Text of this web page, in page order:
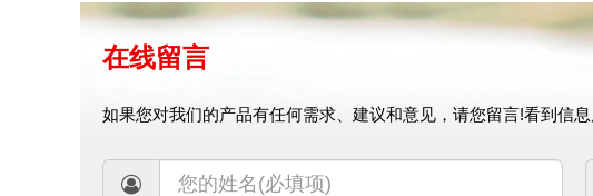
在线留言
如果您对我们的产品有任何需求、建议和意见，请您留言!看到信